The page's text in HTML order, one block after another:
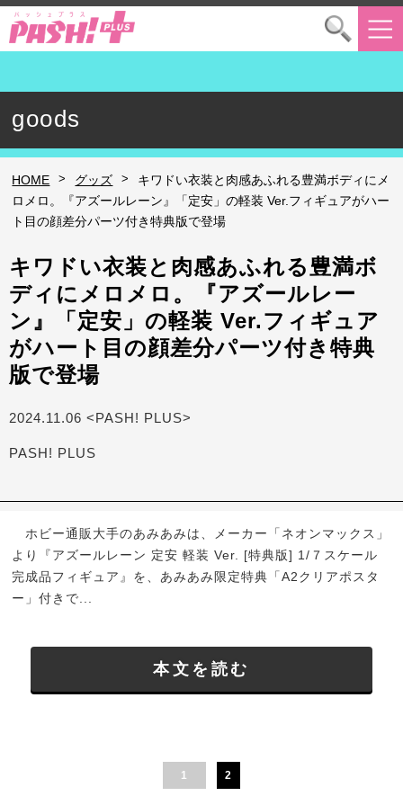
goods
HOME > グッズ >
キワドい衣装と肉感あふれる豊満ボディにメ
ロメロ。『アズールレーン』「定安」の軽装 Ver.フィギュアがハー
ト目の顔差分パーツ付き特典版で登場
キワドい衣装と肉感あふれる豊満ボ
ディにメロメロ。『アズールレー
ン』「定安」の軽装 Ver.フィギュア
がハート目の顔差分パーツ付き特典
版で登場
2024.11.06 <PASH! PLUS>
PASH! PLUS
ホビー通販大手のあみあみは、メーカー「ネオンマックス」
より『アズールレーン 定安 軽装 Ver. [特典版] 1/７スケール
完成品フィギュア』を、あみあみ限定特典「A2クリアポスタ
ー」付きで...
本文を読む
1 2